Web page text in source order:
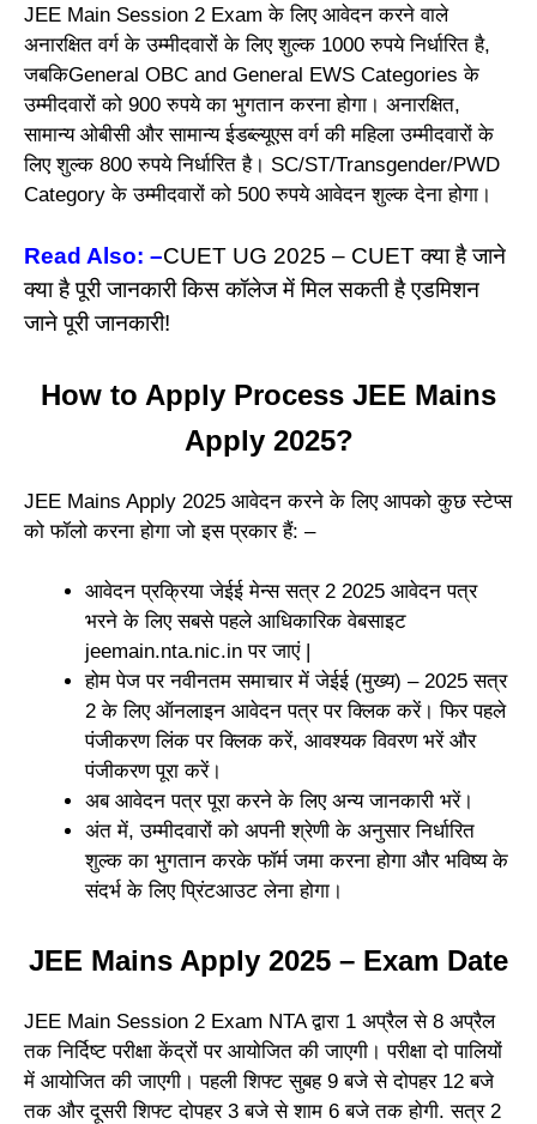
JEE Main Session 2 Exam के लिए आवेदन करने वाले
अनारक्षित वर्ग के उम्मीदवारों के लिए शुल्क 1000 रुपये निर्धारित है,
जबकिGeneral OBC and General EWS Categories के
उम्मीदवारों को 900 रुपये का भुगतान करना होगा। अनारक्षित,
सामान्य ओबीसी और सामान्य ईडब्ल्यूएस वर्ग की महिला उम्मीदवारों के
लिए शुल्क 800 रुपये निर्धारित है। SC/ST/Transgender/PWD
Category के उम्मीदवारों को 500 रुपये आवेदन शुल्क देना होगा।
Read Also: –CUET UG 2025 – CUET क्या है जाने
क्या है पूरी जानकारी किस कॉलेज में मिल सकती है एडमिशन
जाने पूरी जानकारी!
How to Apply Process JEE Mains
Apply 2025?
JEE Mains Apply 2025 आवेदन करने के लिए आपको कुछ स्टेप्स
को फॉलो करना होगा जो इस प्रकार हैं: –
आवेदन प्रक्रिया जेईई मेन्स सत्र 2 2025 आवेदन पत्र
भरने के लिए सबसे पहले आधिकारिक वेबसाइट
jeemain.nta.nic.in पर जाएं |
होम पेज पर नवीनतम समाचार में जेईई (मुख्य) – 2025 सत्र
2 के लिए ऑनलाइन आवेदन पत्र पर क्लिक करें। फिर पहले
पंजीकरण लिंक पर क्लिक करें, आवश्यक विवरण भरें और
पंजीकरण पूरा करें।
अब आवेदन पत्र पूरा करने के लिए अन्य जानकारी भरें।
अंत में, उम्मीदवारों को अपनी श्रेणी के अनुसार निर्धारित
शुल्क का भुगतान करके फॉर्म जमा करना होगा और भविष्य के
संदर्भ के लिए प्रिंटआउट लेना होगा।
JEE Mains Apply 2025 – Exam Date
JEE Main Session 2 Exam NTA द्वारा 1 अप्रैल से 8 अप्रैल
तक निर्दिष्ट परीक्षा केंद्रों पर आयोजित की जाएगी। परीक्षा दो पालियों
में आयोजित की जाएगी। पहली शिफ्ट सुबह 9 बजे से दोपहर 12 बजे
तक और दूसरी शिफ्ट दोपहर 3 बजे से शाम 6 बजे तक होगी. सत्र 2